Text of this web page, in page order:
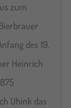
zum
des 19.
Heinrich
Uhink das